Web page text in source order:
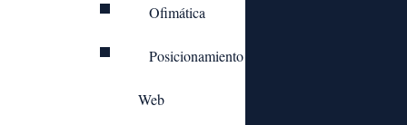
Ofimática
Posicionamiento
Web